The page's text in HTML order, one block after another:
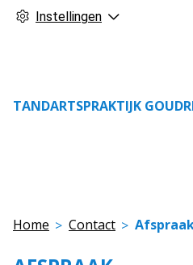
Instellingen
TANDARTSPRAKTIJK
Home Contact